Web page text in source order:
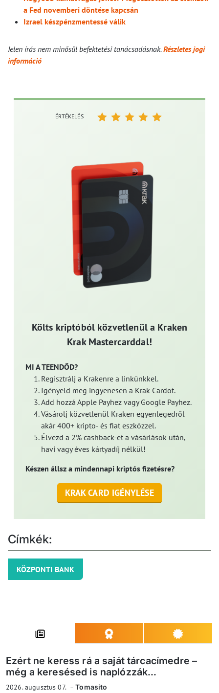
a Fed novemberi döntése kapcsán
Izrael készpénzmentessé válik
Jelen írás nem minősül befektetési tanácsadásnak.Részletes jogi
információ
Költs kriptóból közvetlenül a Kraken
Krak Mastercarddal!
MI A TEENDŐD?
Regisztrálj a Krakenre a linkünkkel.
Igényeld meg ingyenesen a Krak Cardot.
Add hozzá Apple Payhez vagy Google Payhez.
Vásárolj közvetlenül Kraken egyenlegedről
akár 400+ kripto- és fiat eszközzel.
Élvezd a 2% cashback-et a vásárlások után,
havi vagy éves kártyadíj nélkül!
Készen állsz a mindennapi kriptós fizetésre?
KRAK CARD IGÉNYLÉSE
ÉRTÉKELÉS
Címkék:
KÖZPONTI BANK
Ezért ne keress rá a saját tárcacímedre –
még a keresésed is naplózzák...
2026. augusztus 07. Tomasito